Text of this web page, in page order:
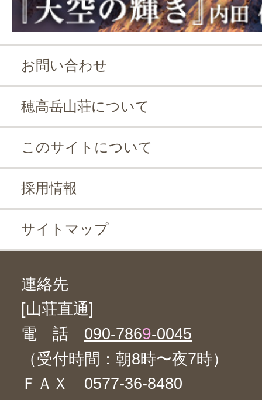
お問い合わせ
穂高岳山荘について
このサイトについて
採用情報
サイトマップ
連絡先
[山荘直通]
電 話 090-7869-0045
（受付時間：朝8時〜夜7時）
ＦＡＸ 0577-36-8480